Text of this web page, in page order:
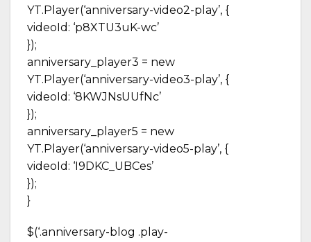
YT.Player(‘anniversary-video2-play’, {
videoId: ‘p8XTU3uK-wc’
});
anniversary_player3 = new
YT.Player(‘anniversary-video3-play’, {
videoId: ‘8KWJNsUUfNc’
});
anniversary_player5 = new
YT.Player(‘anniversary-video5-play’, {
videoId: ‘I9DKC_UBCes’
});
}
$(‘.anniversary-blog .play-